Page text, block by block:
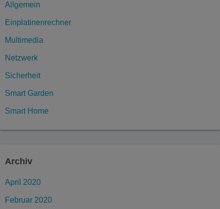
Allgemein
Einplatinenrechner
Multimedia
Netzwerk
Sicherheit
Smart Garden
Smart Home
Archiv
April 2020
Februar 2020